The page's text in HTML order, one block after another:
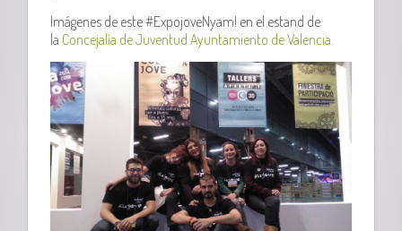
Imágenes de este #ExpojoveNyam! en el estand de
la Concejalía de Juventud Ayuntamiento de Valencia.